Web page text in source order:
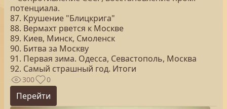
потенциала.
87. Крушение "Блицкрига"
88. Вермахт рвется к Москве
89. Киев, Минск, Смоленск
90. Битва за Москву
91. Первая зима. Одесса, Севастополь, Москва
92. Самый страшный год. Итоги
300 0
Перейти